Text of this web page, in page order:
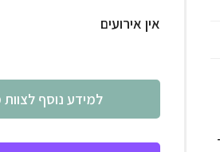
אין אירועים
למידע נוסף לצוות